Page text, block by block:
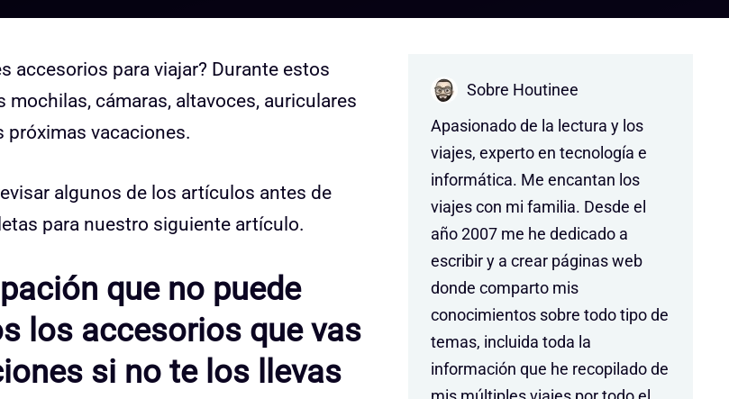
accesorios para viajar? Durante estos
cámaras, altavoces, auriculares
próximas vacaciones.
algunos de los artículos antes de
para nuestro siguiente artículo.
que no puede
los accesorios que vas
si no te los llevas
Sobre Houtinee
Apasionado de la lectura y los
viajes, experto en tecnología e
informática. Me encantan los
viajes con mi familia. Desde el
año 2007 me he dedicado a
escribir y a crear páginas web
donde comparto mis
conocimientos sobre todo tipo de
temas, incluida toda la
información que he recopilado de